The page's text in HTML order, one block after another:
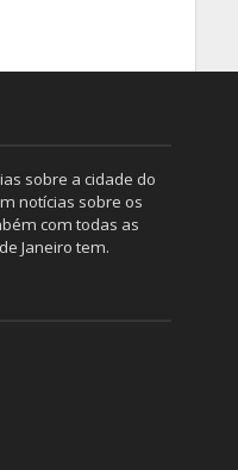
sobre a cidade do
notícias sobre os
com todas as
Janeiro tem.